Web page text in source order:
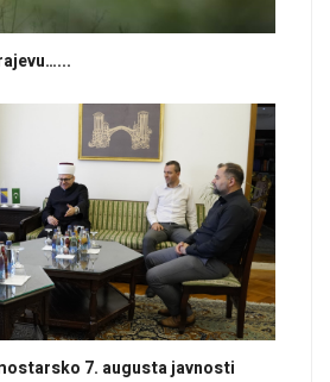
7. augusta javnosti